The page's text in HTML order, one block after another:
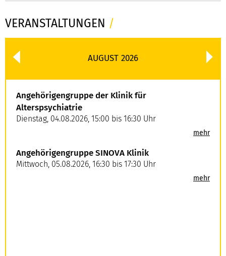
VERANSTALTUNGEN /
AUGUST 2026
Angehörigengruppe der Klinik für
Alterspsychiatrie
Dienstag 04.08.2026 15:00 bis 16:30 Uhr
mehr
Angehörigengruppe SINOVA Klinik
Mittwoch 05.08.2026 16:30 bis 17:30 Uhr
mehr